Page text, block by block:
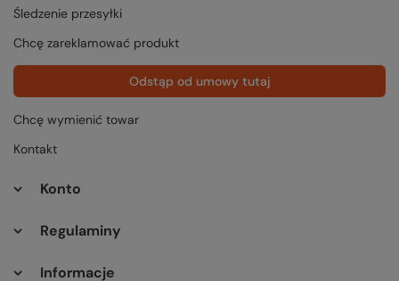
Śledzenie przesyłki
Chcę zareklamować produkt
Odstąp od umowy tutaj
Chcę wymienić towar
Kontakt
Konto
Regulaminy
Informacje